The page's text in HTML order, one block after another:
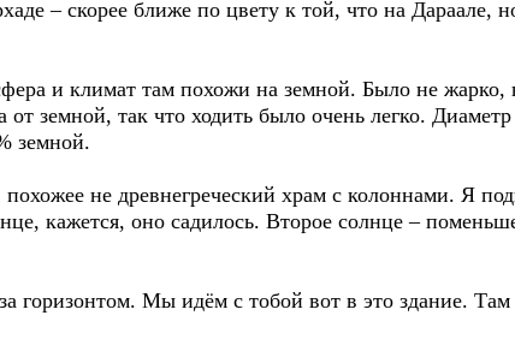
– скорее ближе по цвету к той, что на Дараале,
и климат там похожи на земной. Было не жарко,
от земной, так что ходить было очень легко.
земной.
не древнегреческий храм с колоннами. Я
кажется, оно садилось. Второе солнце –
горизонтом. Мы идём с тобой вот в это здание.